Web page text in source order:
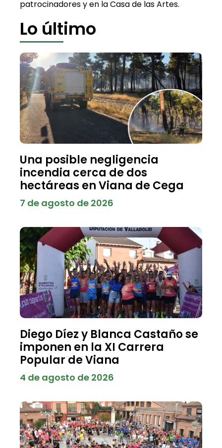
patrocinadores y en la Casa de las Artes.
Lo último
Una posible negligencia
incendia cerca de dos
hectáreas en Viana de Cega
7 de agosto de 2026
Diego Díez y Blanca Castaño se
imponen en la XI Carrera
Popular de Viana
4 de agosto de 2026